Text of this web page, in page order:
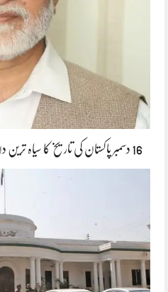
16 دسمبر پاکستان کی تاریخ کا سیاہ ترین دن ہے — امیر جماعتِ اسلامی…